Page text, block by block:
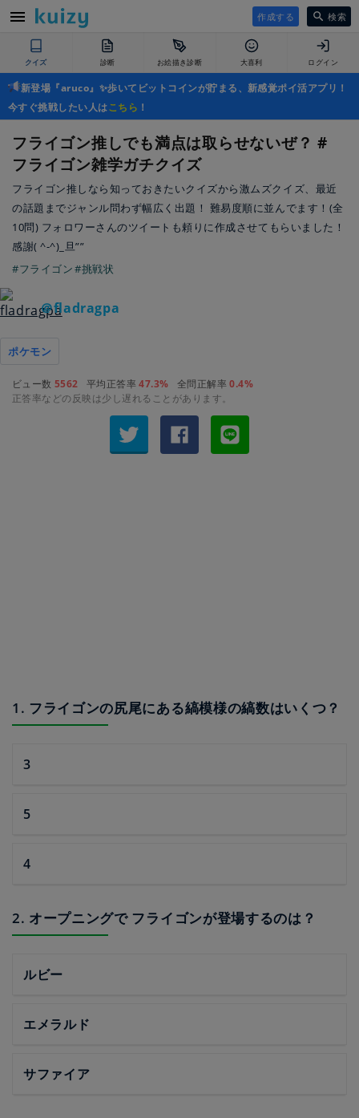
作成する 検索
クイズ 診断 お絵描き診断 大喜利 ログイン
新登場『aruco』✨歩いてビットコインが貯まる、新感覚ポイ活アプリ！
今すぐ挑戦したい人はこちら ！
フライゴン推しでも満点は取らせないぜ？ #
フライゴン雑学ガチクイズ
フライゴン推しなら知っておきたいクイズから激ムズクイズ、最近
の話題までジャンル問わず幅広く出題！ 難易度順に並んでます！(全
10問) フォロワーさんのツイートも頼りに作成させてもらいました！
感謝( ^-^)_旦””
#フライゴン#挑戦状
＠fladragpa
ポケモン
ビュー数 5562 平均正答率47.3% 全問正解率0.4%
正答率などの反映は少し遅れることがあります。
1. フライゴンの尻尾にある縞模様の縞数はいくつ？
3
5
4
2. オープニングで フライゴンが登場するのは？
ルビー
エメラルド
サファイア